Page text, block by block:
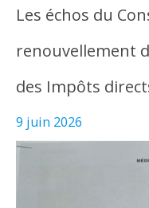
Les échos du
renouvellement
des Impôts
9 juin 2026